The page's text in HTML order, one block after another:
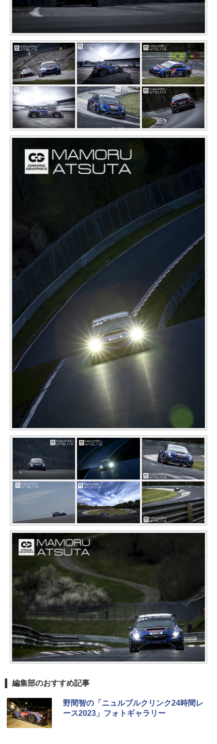
編集部のおすすめ記事
野間智の「ニュルブルクリンク24時間レ
ース2023」フォトギャラリー